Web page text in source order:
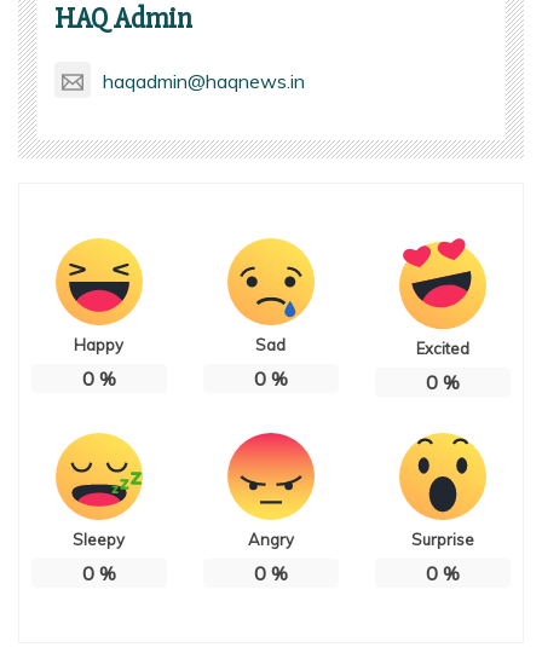
HAQ Admin
haqadmin@haqnews.in
Happy
0%
Sad
0%
Excited
0%
Sleepy
0%
Angry
0%
Surprise
0%